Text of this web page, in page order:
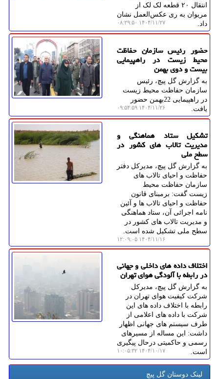
انتقال ۲۰ قطعه لک لک از
مریوان به ری عکس‌العمل نشان
داد.
۱۴۰۴/۱۱/۲۷ ۰۸:۲۹:۵۰
حضور رئیس سازمان حفاظت
محیط زیست در راهپیمایی
بیست و دوی بهمن
به گزارش گل پیچ، رئیس
سازمان حفاظت محیط زیست
در راهپیمایی 22بهمن حضور
یافت.
۱۴۰۴/۱۱/۲۶ ۰۹:۵۴:۵۹
تشکیل ستاد هماهنگی و
مدیریت تالاب های کشور در
سطح ملی
به گزارش گل پیچ، مدیرکل دفتر
حفاظت و احیای تالاب های
سازمان حفاظت محیط
زیست گفت: برمبنای قانون
حفاظت و احیای تالاب ها و آئین
نامه اجرائی آن، ستاد هماهنگی
و مدیریت تالاب های کشور در
سطح ملی تشکیل شده است.
۱۴۰۴/۱۱/۱۶ ۱۲:۰۹:۰۵
اختلاف داده های داخلی و جهانی
در رابطه با آلودگی هوای تهران
به گزارش گل پیچ، مدیرکل
شرکت کیفیت هوای تهران در
رابطه با اختلاف داده های این
شرکت با داده های اعلامی از
طرف سیستم های جهانی اظهار
داشت: این مساله از مسیرهای
رسمی و حاکمیتی درحال پیگیری
است.
۱۴۰۴/۱۰/۱۷ ۱۰:۰۵:۳۲
لینک دوستان گل پیچ